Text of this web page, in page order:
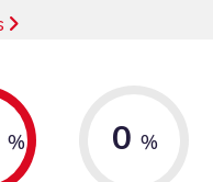
% 0 %